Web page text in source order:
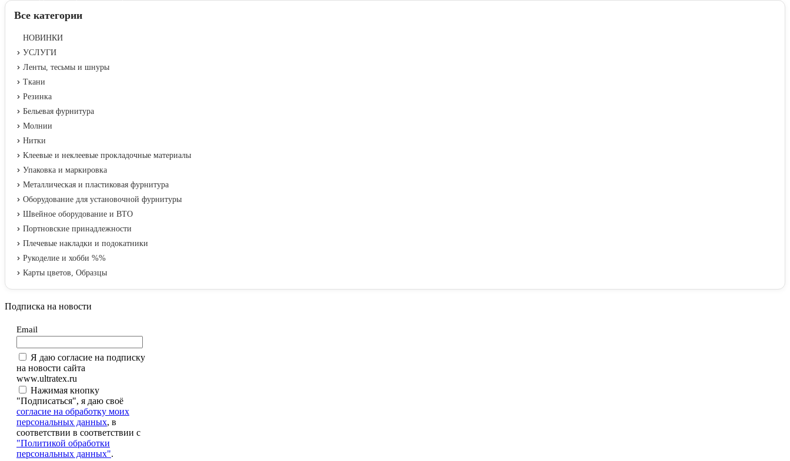
Все категории
НОВИНКИ
УСЛУГИ
Ленты, тесьмы и шнуры
Ткани
Резинка
Бельевая фурнитура
Молнии
Нитки
Клеевые и неклеевые прокладочные материалы
Упаковка и маркировка
Металлическая и пластиковая фурнитура
Оборудование для установочной фурнитуры
Швейное оборудование и ВТО
Портновские принадлежности
Плечевые накладки и подокатники
Рукоделие и хобби %%
Карты цветов, Образцы
Подписка на новости
Email
Я даю согласие на подписку
на новости сайта
www.ultratex.ru
Нажимая кнопку
"Подписаться", я даю своё
согласие на обработку моих
персональных данных, в
соответствии в соответствии с
"Политикой обработки
персональных данных".